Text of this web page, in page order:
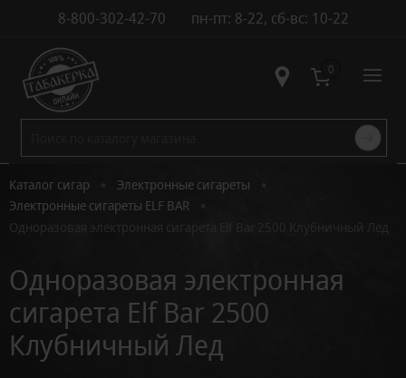
8-800-302-42-70 пн-пт: 8-22, сб-вс: 10-22
Контакты 0
Каталог сигар Электронные сигареты
Электронные сигареты ELF BAR
Одноразовая электронная сигарета Elf Bar 2500 Клубничный Лед
Одноразовая электронная
сигарета Elf Bar 2500
Клубничный Лед